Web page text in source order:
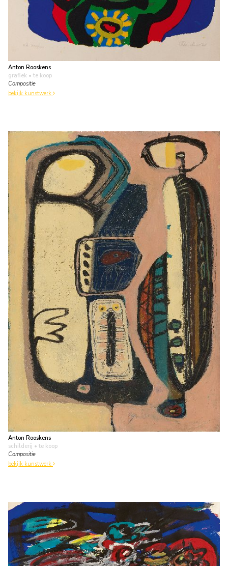
Anton Rooskens
grafiek • te koop
Compositie
bekijk kunstwerk
Anton Rooskens
schilderij • te koop
Compositie
bekijk kunstwerk